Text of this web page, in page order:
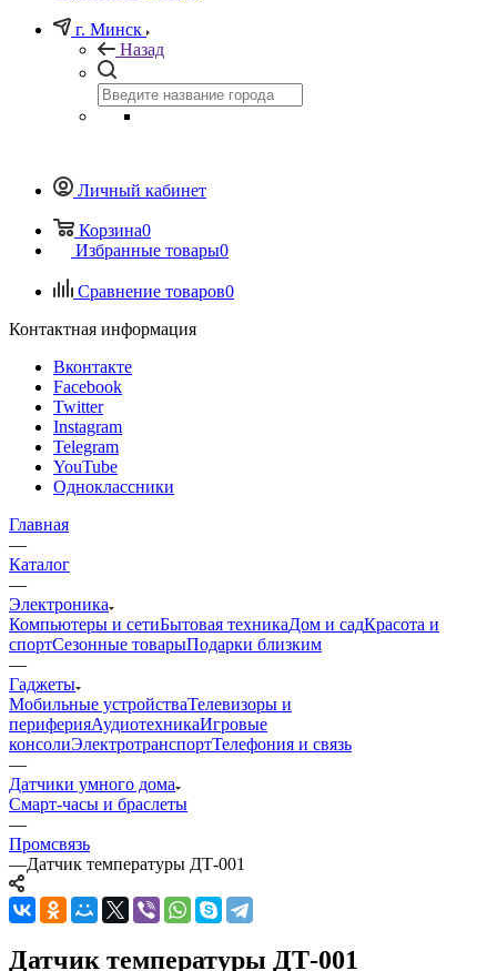
г. Минск
Назад
Личный кабинет
Корзина0
Избранные товары0
Сравнение товаров0
Контактная информация
Вконтакте
Facebook
Twitter
Instagram
Telegram
YouTube
Одноклассники
Главная
—
Каталог
—
Электроника
Компьютеры и сетиБытовая техникаДом и садКрасота и
спортСезонные товарыПодарки близким
—
Гаджеты
Мобильные устройстваТелевизоры и
периферияАудиотехникаИгровые
консолиЭлектротранспортТелефония и связь
—
Датчики умного дома
Смарт-часы и браслеты
—
Промсвязь
—Датчик температуры ДТ-001
Датчик температуры ДТ-001